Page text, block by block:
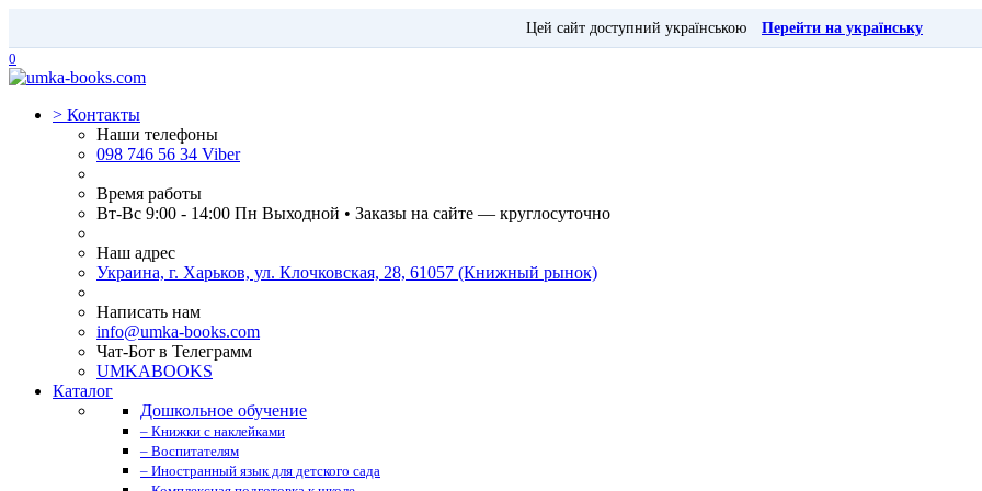
Цей сайт доступний українською
Перейти на українську
0
> Контакты
Наши телефоны
098 746 56 34 Viber
Время работы
Вт-Вс 9:00 - 14:00 Пн Выходной • Заказы на сайте — круглосуточно
Наш адрес
Украина, г. Харьков, ул. Клочковская, 28, 61057 (Книжный рынок)
Написать нам
info@umka-books.com
Чат-Бот в Телеграмм
UMKABOOKS
Каталог
Дошкольное обучение
– Книжки с наклейками
– Воспитателям
– Иностранный язык для детского сада